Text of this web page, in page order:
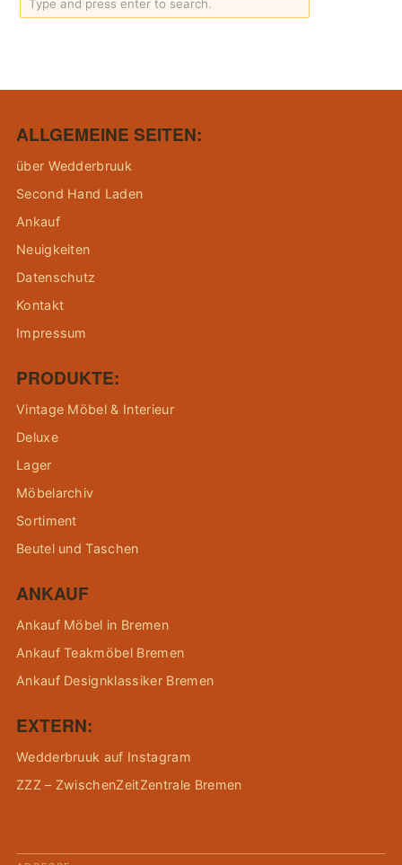
ALLGEMEINE SEITEN:
über Wedderbruuk
Second Hand Laden
Ankauf
Neuigkeiten
Datenschutz
Kontakt
Impressum
PRODUKTE:
Vintage Möbel & Interieur
Deluxe
Lager
Möbelarchiv
Sortiment
Beutel und Taschen
ANKAUF
Ankauf Möbel in Bremen
Ankauf Teakmöbel Bremen
Ankauf Designklassiker Bremen
EXTERN:
Wedderbruuk auf Instagram
ZZZ – ZwischenZeitZentrale Bremen